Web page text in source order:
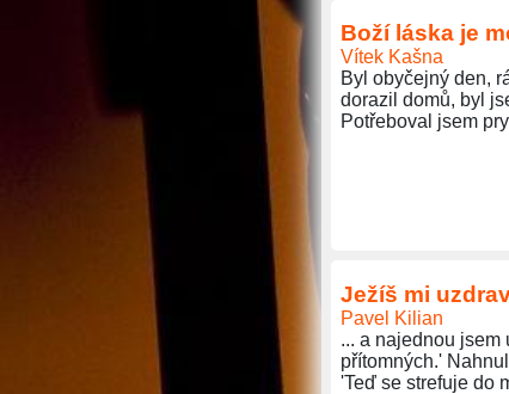
Boží láska je
Vítek Kašna
Byl obyčejný den,
dorazil domů, byl
Potřeboval jsem
Ježíš mi
Pavel Kilian
... a najednou jsem
přítomných.'
'Teď se strefuje do